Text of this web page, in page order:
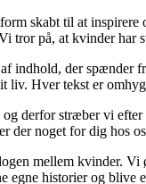
skabt til at inspirere
tror på, at kvinder har
indhold, der spænder
liv. Hver tekst er
derfor stræber vi
der noget for dig hos
mellem kvinder.
egne historier og blive